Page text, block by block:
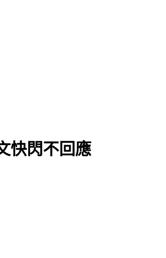
快閃不回應